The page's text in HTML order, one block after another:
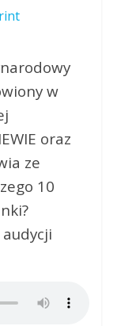
w
oraz
ze
10
audycji